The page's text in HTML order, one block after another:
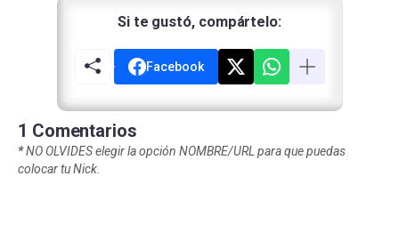
Si te gustó, compártelo:
Facebook
1 Comentarios
*NO OLVIDES elegir la opción NOMBRE/URL para que puedas
colocar tu Nick.